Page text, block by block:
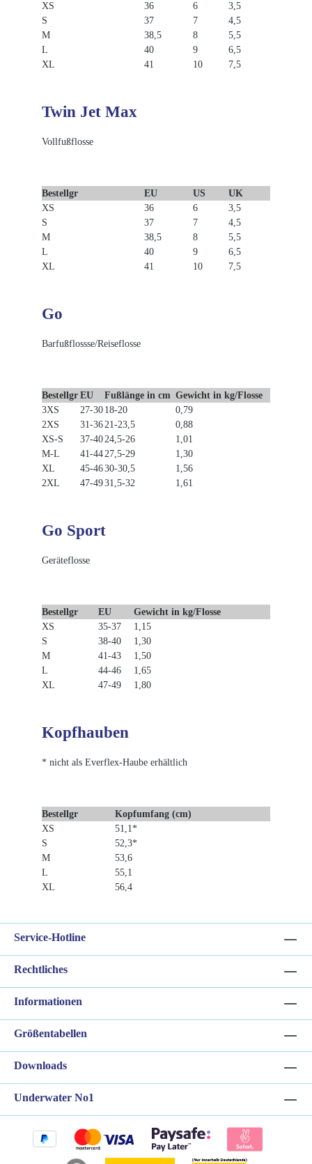
XS
36 6
3,5
S
37 7
4,5
M
38,5 8
5,5
L
40 9
6,5
XL
41 10 7,5
Twin Jet Max
Vollfußflosse
Bestellgr EU US
UK
XS
36 6
3,5
S
37 7
4,5
M
38,5 8
5,5
L
40 9
6,5
XL
41 10 7,5
Go
Barfußflossse/Reiseflosse
Bestellgr EU Fußlänge in cm Gewicht in kg/Flosse
3XS
27-30 18-20
0,79
2XS
31-3621-23,5
0,88
XS-S
37-4024,5-26
1,01
M-L
41-4427,5-29
1,30
XL
45-4630-30,5
1,56
2XL
47-4931,5-32 1,61
Go Sport
Geräteflosse
Bestellgr EU
Gewicht in kg/Flosse
XS
35-37
1,15
S
38-40
1,30
M
41-43
1,50
L
44-46
1,65
XL
47-49 1,80
Kopfhauben
* nicht als Everflex-Haube erhältlich
Bestellgr
Kopfumfang (cm)
XS
51,1*
S
52,3*
M
53,6
L
55,1
XL
56,4
Service-Hotline
Rechtliches
Informationen
Größentabellen
Downloads
Underwater No1